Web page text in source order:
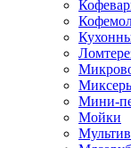
Мини-
Мойки